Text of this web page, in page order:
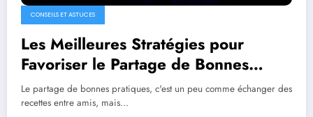
CONSEILS ET ASTUCES
Les Meilleures Stratégies pour
Favoriser le Partage de Bonnes
Pratiques
Le partage de bonnes pratiques, c'est un peu comme échanger des
recettes entre amis, mais…